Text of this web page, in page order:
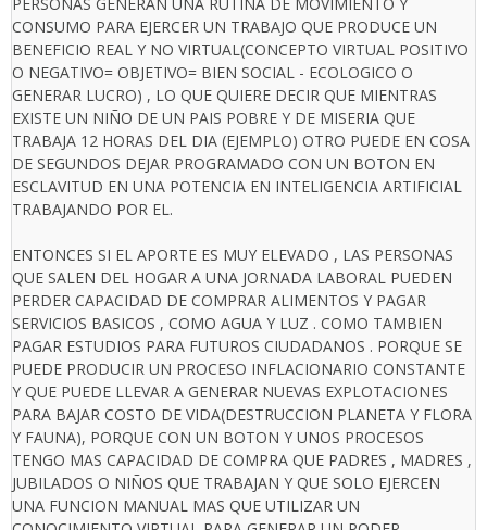
CONSUMO PARA EJERCER UN TRABAJO QUE PRODUCE UN
BENEFICIO REAL Y NO VIRTUAL(CONCEPTO VIRTUAL POSITIVO
O NEGATIVO= OBJETIVO= BIEN SOCIAL - ECOLOGICO O
GENERAR LUCRO) , LO QUE QUIERE DECIR QUE MIENTRAS
EXISTE UN NIÑO DE UN PAIS POBRE Y DE MISERIA QUE
TRABAJA 12 HORAS DEL DIA (EJEMPLO) OTRO PUEDE EN COSA
DE SEGUNDOS DEJAR PROGRAMADO CON UN BOTON EN
ESCLAVITUD EN UNA POTENCIA EN INTELIGENCIA ARTIFICIAL
TRABAJANDO POR EL.
ENTONCES SI EL APORTE ES MUY ELEVADO , LAS PERSONAS
QUE SALEN DEL HOGAR A UNA JORNADA LABORAL PUEDEN
PERDER CAPACIDAD DE COMPRAR ALIMENTOS Y PAGAR
SERVICIOS BASICOS , COMO AGUA Y LUZ . COMO TAMBIEN
PAGAR ESTUDIOS PARA FUTUROS CIUDADANOS . PORQUE SE
PUEDE PRODUCIR UN PROCESO INFLACIONARIO CONSTANTE
Y QUE PUEDE LLEVAR A GENERAR NUEVAS EXPLOTACIONES
PARA BAJAR COSTO DE VIDA(DESTRUCCION PLANETA Y FLORA
Y FAUNA), PORQUE CON UN BOTON Y UNOS PROCESOS
TENGO MAS CAPACIDAD DE COMPRA QUE PADRES , MADRES ,
JUBILADOS O NIÑOS QUE TRABAJAN Y QUE SOLO EJERCEN
UNA FUNCION MANUAL MAS QUE UTILIZAR UN